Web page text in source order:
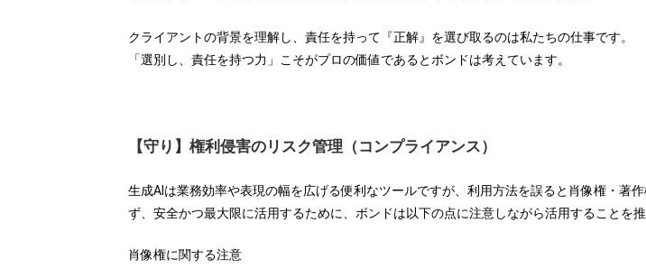
クライアントの背景を理解し、責任を持って『正解』を選び取るのは私たちの仕事です。
「選別し、責任を持つ力」こそがプロの価値であるとボンドは考えています。
【守り】権利侵害のリスク管理（コンプライアンス）
生成AIは業務効率や表現の幅を広げる便利なツールですが、利用方法を誤ると肖像権・著
ず、安全かつ最大限に活用するために、ボンドは以下の点に注意しながら活用することを推
肖像権に関する注意